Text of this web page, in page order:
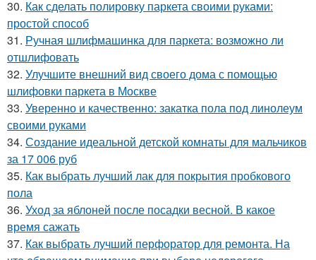
30. Как сделать полировку паркета своими руками:
простой способ
31. Ручная шлифмашинка для паркета: возможно ли
отшлифовать
32. Улучшите внешний вид своего дома с помощью
шлифовки паркета в Москве
33. Уверенно и качественно: закатка пола под линолеум
своими руками
34. Создание идеальной детской комнаты для мальчиков
за 17 006 руб
35. Как выбрать лучший лак для покрытия пробкового
пола
36. Уход за яблоней после посадки весной. В какое
время сажать
37. Как выбрать лучший перфоратор для ремонта. На